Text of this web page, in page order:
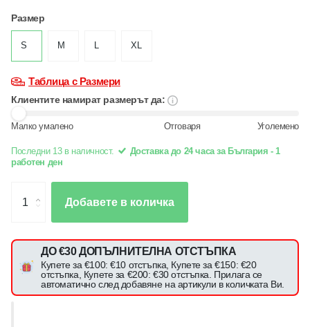
Размер
S M L XL
Таблица с Размери
Клиентите намират размерът да:
Малко умалено Отговаря Уголемено
Последни 13 в наличност.
Доставка до 24 часа за България - 1
работен ден
Добавете в количка
ДО €30 ДОПЪЛНИТЕЛНА ОТСТЪПКА
Купете за €100: €10 отстъпка, Купете за €150: €20
отстъпка, Купете за €200: €30 отстъпка. Прилага се
автоматично след добавяне на артикули в количката Ви.